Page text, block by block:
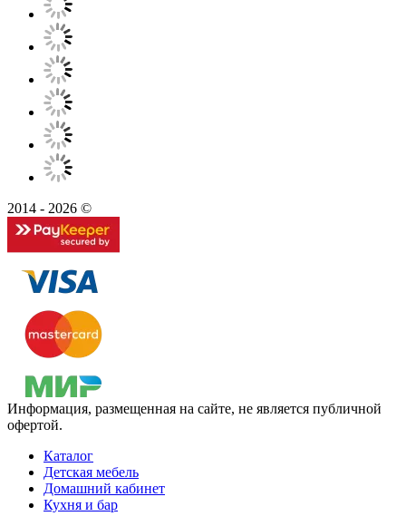
2014 - 2026 ©
Информация, размещенная на сайте, не является публичной
офертой.
Каталог
Детская мебель
Домашний кабинет
Кухня и бар